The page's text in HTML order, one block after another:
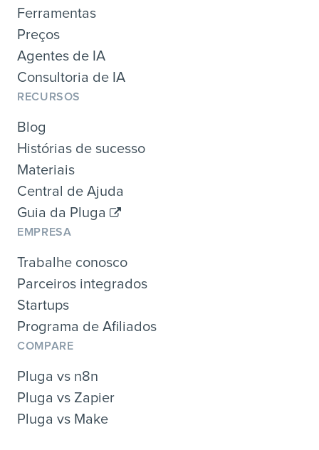
Ferramentas
Preços
Agentes de IA
Consultoria de IA
RECURSOS
Blog
Histórias de sucesso
Materiais
Central de Ajuda
Guia da Pluga
EMPRESA
Trabalhe conosco
Parceiros integrados
Startups
Programa de Afiliados
COMPARE
Pluga vs n8n
Pluga vs Zapier
Pluga vs Make